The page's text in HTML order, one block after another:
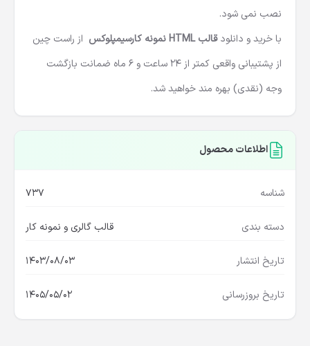
نصب نمی شود.
با خرید و دانلودقالب HTML نمونه کارسیمپلوکس
از راست چین
از پشتیبانی واقعی کمتر از 24 ساعت و 6 ماه ضمانت بازگشت
وجه (نقدی) بهره مند خواهید شد.
اطلاعات محصول
شناسه 737
دسته بندی قالب گالری و نمونه کار
تاریخ انتشار 1403/08/03
تاریخ بروزرسانی 1405/05/02